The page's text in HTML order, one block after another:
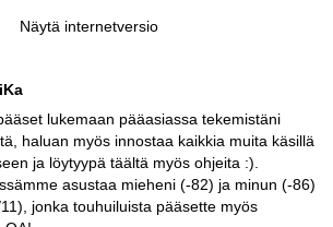
Näytä internetversio
lukemaan pääasiassa tekemistäni
haluan myös innostaa kaikkia muita käsillä
ja löytyypä täältä myös ohjeita :).
asustaa mieheni (-82) ja minun (-86)
jonka touhuiluista pääsette myös